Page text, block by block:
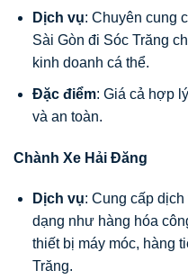
Dịch vụ: Chuyên cung
Sài Gòn đi Sóc Trăng
kinh doanh cá thể.
Đặc điểm: Giá cả hợp
và an toàn.
Chành Xe Hải Đăng
Dịch vụ: Cung cấp
dạng như hàng hóa
thiết bị máy móc, hàng
Trăng.